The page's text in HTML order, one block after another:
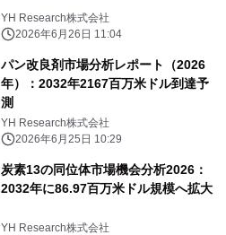
YH Research株式会社
2026年6月26日 11:04
パン改良剤市場分析レポート（2026
年）：2032年2167百万米ドル到達予
測
YH Research株式会社
2026年6月25日 10:29
炭素13の同位体市場機会分析2026：
2032年に86.97百万米ドル規模へ拡大
YH Research株式会社